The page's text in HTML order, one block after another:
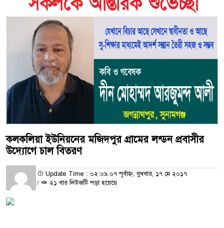
কলকলিয়া ইউনিয়নের মজিদপুর গ্রামের লন্ডন প্রবাসীর
উদ্যোগে চাল বিতরণ
Update Time : ০২:০৯:০৭ পূর্বাহ্ন, বুধবার, ১৭ মে ২০১৭
/
২১ বার নিউজটি পড়া হয়েছে